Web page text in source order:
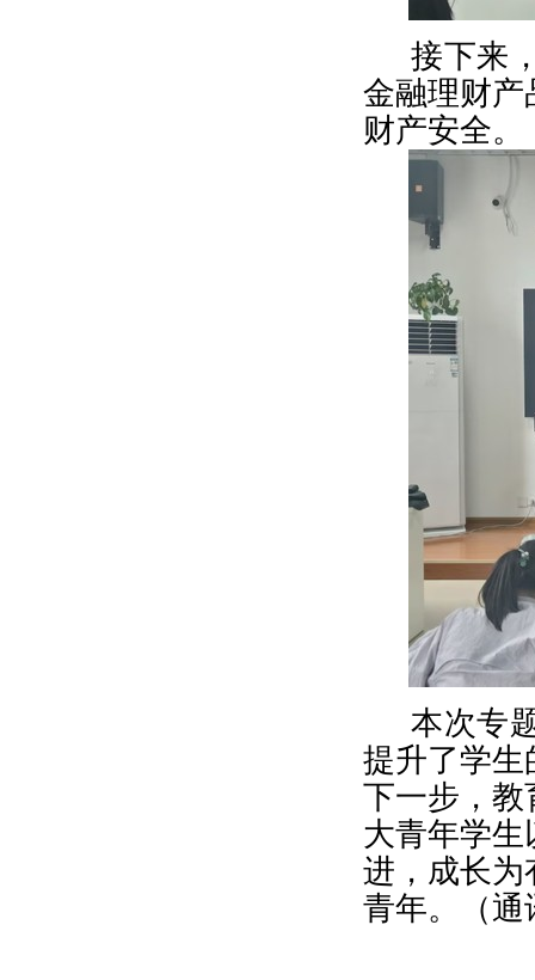
接下来
金融理财产
财产安全。
本次专
提升了学生
下一步，教
大青年学
进 ，成长
青年。
（